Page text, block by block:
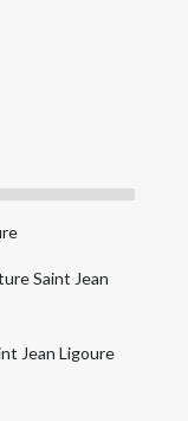
Saint Jean
Jean Ligoure